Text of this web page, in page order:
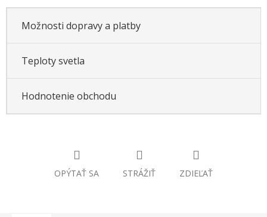
Možnosti dopravy a platby
Teploty svetla
Hodnotenie obchodu
OPÝTAŤ SA STRÁŽIŤ ZDIEĽAŤ